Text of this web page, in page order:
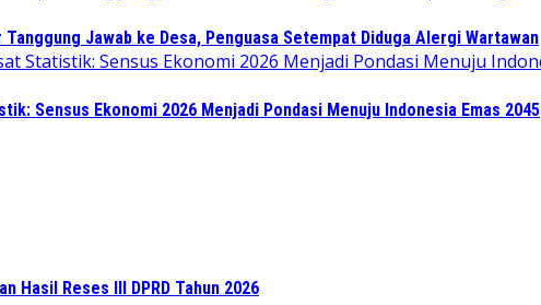
Jawab ke Desa, Penguasa Setempat Diduga Alergi Wartawan
Sensus Ekonomi 2026 Menjadi Pondasi Menuju Indonesia Emas 2045
Hasil Reses III DPRD Tahun 2026